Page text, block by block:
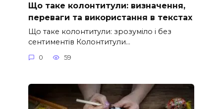
Що таке колонтитули: визначення,
переваги та використання в текстах
Що таке колонтитули: зрозуміло і без
сентиментів Колонтитули…
0 59